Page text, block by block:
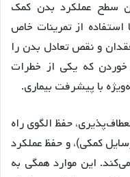
سطح عملکرد بدن کمک
از تمرینات خاص
و نقص تعادل بدن را
که یکی از خطرات
با پیشرفت بیماری.
حفظ الگوی راه
کمکی)، و حفظ عملکرد
این موارد همگی به